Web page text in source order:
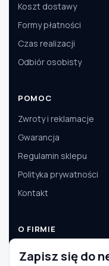
Koszt dostawy
Formy płatności
Czas realizacji
Odbiór osobisty
POMOC
Zwroty i reklamacje
Gwarancja
Regulamin sklepu
Polityka prywatności
Kontakt
O FIRMIE
O nas
Zapisz się do